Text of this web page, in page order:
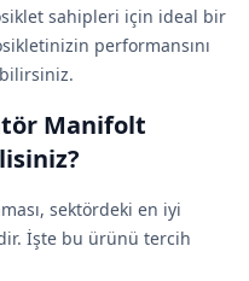
sahipleri için ideal bir
performansını
Manifolt
sektördeki en iyi
İşte bu ürünü tercih